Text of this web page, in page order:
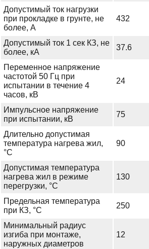
Допустимый ток нагрузки
при прокладке в грунте, не
более, А
432
Допустимый ток 1 сек КЗ, не
более, кА
37.6
Переменное напряжение
частотой 50 Гц при
испытании в течение 4
часов, кВ
24
Импульсное напряжение
при испытании, кВ
75
Длительно допустимая
температура нагрева жил,
°С
90
Допустимая температура
нагрева жил в режиме
перегрузки, °С
130
Предельная температура
при КЗ, °С
250
Минимальный радиус
изгиба при монтаже,
наружных диаметров
12